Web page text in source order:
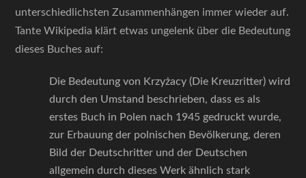
unterschiedlichsten Zusammenhängen immer wieder auf.
Tante Wikipedia klärt etwas ungelenk über die Bedeutung
dieses Buches auf:
Die Bedeutung von Krzyżacy (Die Kreuzritter) wird
durch den Umstand beschrieben, dass es als
erstes Buch in Polen nach 1945 gedruckt wurde,
zur Erbauung der polnischen Bevölkerung, deren
Bild der Deutschritter und der Deutschen
allgemein durch dieses Werk ähnlich stark